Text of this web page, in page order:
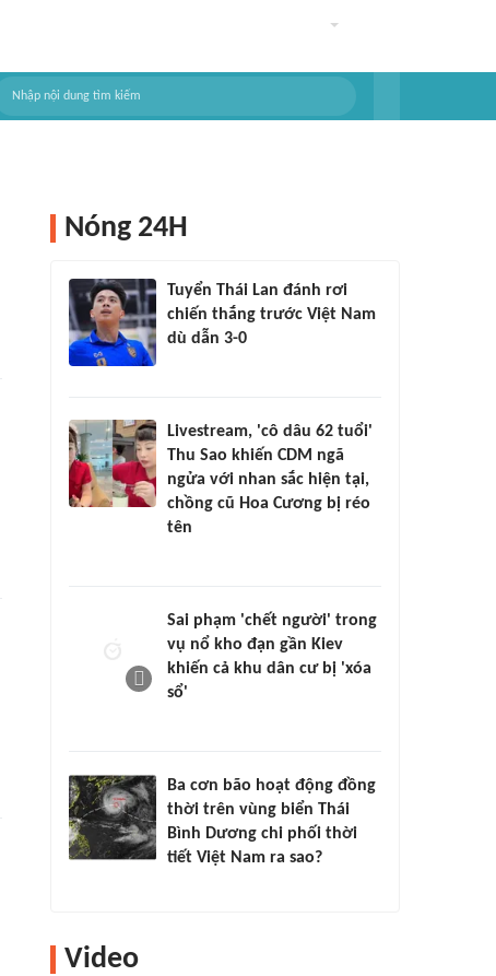
Nóng 24H
Tuyển Thái Lan đánh rơi
chiến thắng trước Việt Nam
dù dẫn 3-0
Livestream, 'cô dâu 62 tuổi'
Thu Sao khiến CDM ngã
ngửa với nhan sắc hiện tại,
chồng cũ Hoa Cương bị réo
tên
Sai phạm 'chết người' trong
vụ nổ kho đạn gần Kiev
khiến cả khu dân cư bị 'xóa
sổ'
Ba cơn bão hoạt động đồng
thời trên vùng biển Thái
Bình Dương chi phối thời
tiết Việt Nam ra sao?
Video